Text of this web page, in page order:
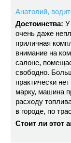
Анатолий,
Достоинства: У
очень даже
приличная
внимание на
салоне,
свободно.
практически
марку, машина
расходу
в городе, по
Стоит ли этот